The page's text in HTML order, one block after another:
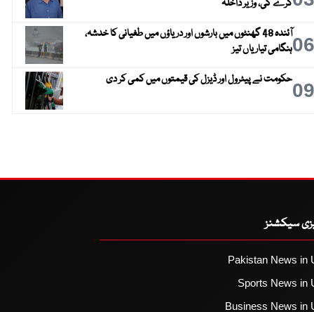
کرے گی، وزیر داخلہ
06
آئندہ 48 گھنٹوں میں بارشوں اور دریاؤں میں طغیانی کا خدشہ،
ہنگامی تیاریاں تیز
09حکومت نے پیٹرول اور ڈیزل کی قیمتوں میں کمی کر دی
سیکشنز
Pakistan News in
Sports News in
Business News in